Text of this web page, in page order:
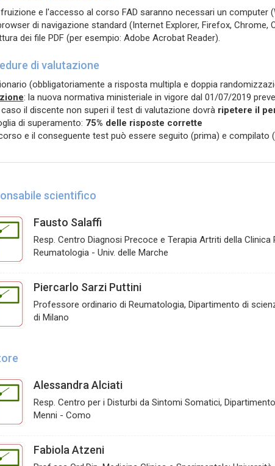
e l'accesso al corso FAD saranno necessari un
di navigazione standard (Internet Explorer, Firefox, Chrome,
dei file PDF (per esempio: Adobe Acrobat Reader).
di valutazione
(obbligatoriamente a risposta multipla e doppia
: la nuova normativa ministeriale in vigore dal 01/07/2019
caso il discente non superi il test di valutazione dovrà ripetere il
di superamento: 75% delle risposte corrette
e il conseguente test può essere seguito (prima) e compilato
scientifico
Fausto Salaffi
Resp. Centro Diagnosi Precoce e Terapia Artriti della
Reumatologia - Univ. delle Marche
Piercarlo Sarzi Puttini
Professore ordinario di Reumatologia, Dipartimento di
di Milano
Alessandra Alciati
Resp. Centro per i Disturbi da Sintomi Somatici,
Menni - Como
Fabiola Atzeni